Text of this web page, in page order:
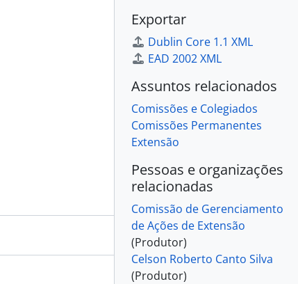
Exportar
Dublin Core 1.1 XML
EAD 2002 XML
Assuntos relacionados
Comissões e Colegiados
Comissões Permanentes
Extensão
Pessoas e organizações
relacionadas
Comissão de Gerenciamento
de Ações de Extensão
(Produtor)
Celson Roberto Canto Silva
(Produtor)